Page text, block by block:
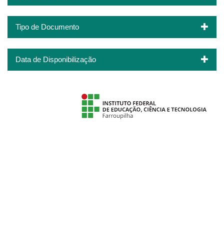
Tipo de Documento
Data de Disponibilização